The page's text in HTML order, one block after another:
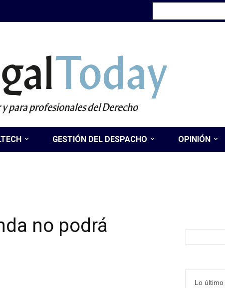
Today
y para profesionales del Derecho
GESTIÓN DEL DESPACHO OPINIÓN
no podrá
Lo último